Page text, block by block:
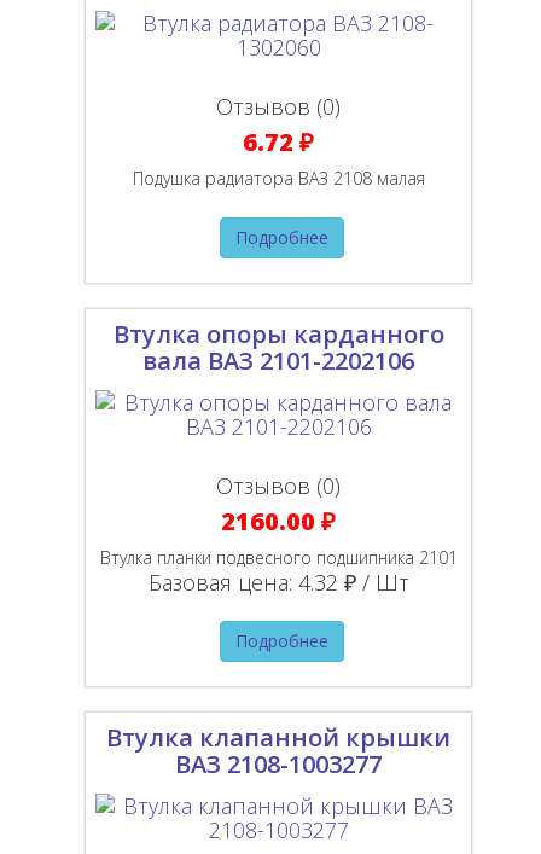
Отзывов (0)
6.72 ₽
Подушка радиатора ВАЗ 2108 малая
Подробнее
Втулка опоры карданного
вала ВАЗ 2101-2202106
Отзывов (0)
2160.00 ₽
Втулка планки подвесного подшипника 2101
Базовая цена: 4.32 ₽ / Шт
Подробнее
Втулка клапанной крышки
ВАЗ 2108-1003277